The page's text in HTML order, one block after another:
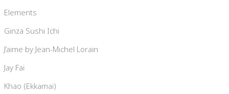
Elements
Ginza Sushi Ichi
J’aime by Jean-Michel Lorain
Jay Fai
Khao (Ekkamai)